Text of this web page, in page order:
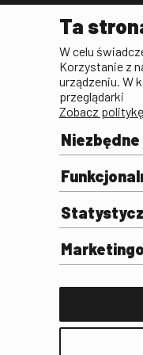
Biogramy.pl. Polski Portal
Filmoteka Szkolna
Olimpiada Wiedzy o Filmie i
Komunikacji Społecznej
Repozytorium Cyfrowe
Wynajem przestrzeni FINA
Ta
W celu
Korzystanie z
urządzeniu. W
przeglądarki
Zobacz
Niezbędne